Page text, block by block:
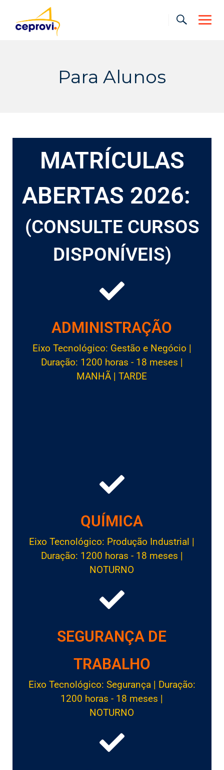
Para Alunos
MATRÍCULAS
ABERTAS 2026:
(CONSULTE CURSOS
DISPONÍVEIS)
ADMINISTRAÇÃO
Eixo Tecnológico: Gestão e Negócio |
Duração: 1200 horas - 18 meses |
MANHÃ | TARDE
QUÍMICA
Eixo Tecnológico: Produção Industrial |
Duração: 1200 horas - 18 meses |
NOTURNO
SEGURANÇA DE
TRABALHO
Eixo Tecnológico: Segurança | Duração:
1200 horas - 18 meses |
NOTURNO